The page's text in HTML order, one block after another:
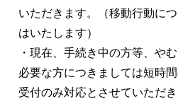
いただきます。（移動行動に
はいたします）
・現在、手続き中の方等、や
必要な方につきましては短時
受付のみ対応とさせていただき